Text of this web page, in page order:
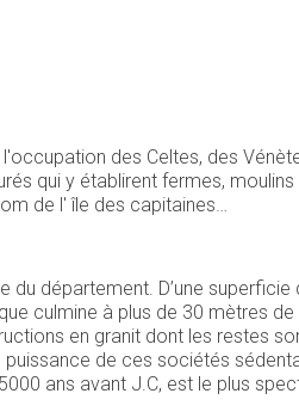
des Celtes, des
qui y établirent fermes,
de l' île des capitaines…
département. D’une
culmine à plus de 30 mètres
en granit dont les restes
de ces sociétés
ans avant J.C, est le plus